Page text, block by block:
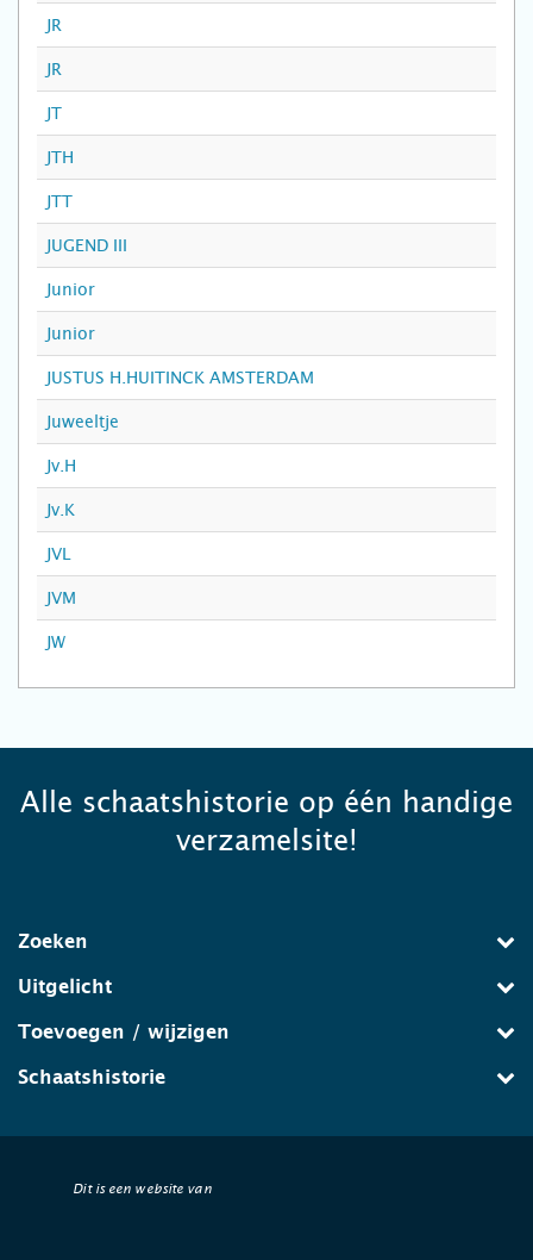
JR
JR
JT
JTH
JTT
JUGEND III
Junior
Junior
JUSTUS H.HUITINCK AMSTERDAM
Juweeltje
Jv.H
Jv.K
JVL
JVM
JW
Alle schaatshistorie op één handige
verzamelsite!
Zoeken
Uitgelicht
Toevoegen / wijzigen
Schaatshistorie
Dit is een website van